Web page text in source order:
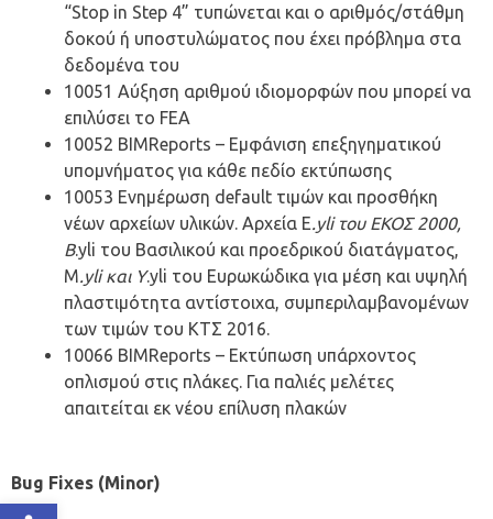
“Stop in Step 4” τυπώνεται και ο αριθμός/στάθμη
δοκού ή υποστυλώματος που έχει πρόβλημα στα
δεδομένα του
10051 Αύξηση αριθμού ιδιομορφών που μπορεί να
επιλύσει το FEA
10052 BIMReports – Εμφάνιση επεξηγηματικού
υπομνήματος για κάθε πεδίο εκτύπωσης
10053 Ενημέρωση default τιμών και προσθήκη
νέων αρχείων υλικών. Aρχεία E.yli του ΕΚΟΣ 2000,
B.yli του Βασιλικού και προεδρικού διατάγματος,
M.yli και Υ.yli του Ευρωκώδικα για μέση και υψηλή
πλαστιμότητα αντίστοιχα, συμπεριλαμβανομένων
των τιμών του ΚΤΣ 2016.
10066 BIMReports – Εκτύπωση υπάρχοντος
οπλισμού στις πλάκες. Για παλιές μελέτες
απαιτείται εκ νέου επίλυση πλακών
Bug Fixes (Minor)